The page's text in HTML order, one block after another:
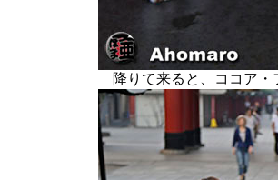
降りて来ると、ココア